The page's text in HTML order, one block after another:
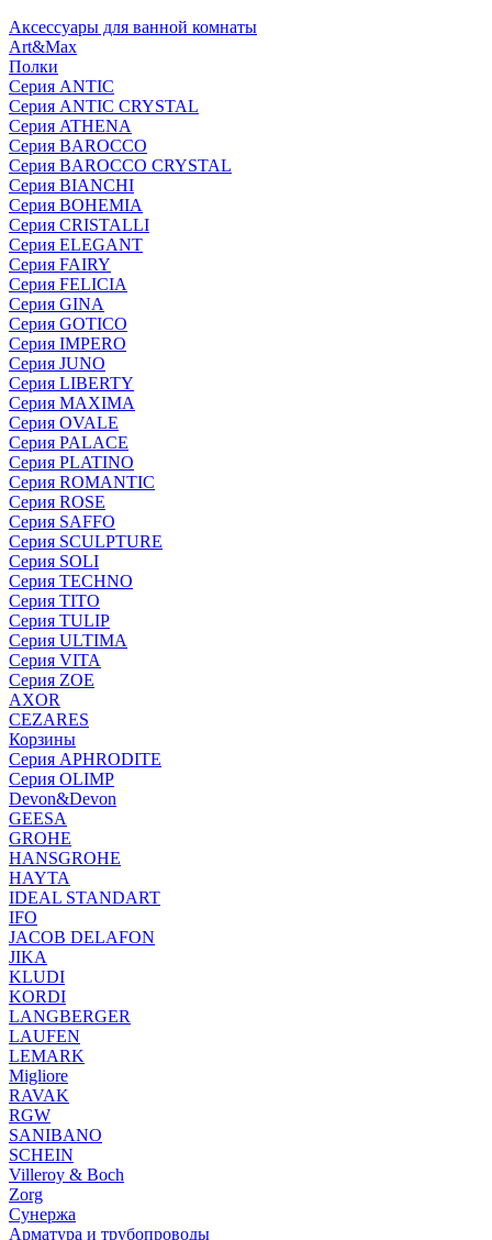
Аксессуары для ванной комнаты
Art&Max
Полки
Серия ANTIC
Серия ANTIC CRYSTAL
Серия ATHENA
Серия BAROCCO
Серия BAROCCO CRYSTAL
Серия BIANCHI
Серия BOHEMIA
Серия CRISTALLI
Серия ELEGANT
Серия FAIRY
Серия FELICIA
Серия GINA
Серия GOTICO
Серия IMPERO
Серия JUNO
Серия LIBERTY
Серия MAXIMA
Серия OVALE
Серия PALACE
Серия PLATINO
Серия ROMANTIC
Серия ROSE
Серия SAFFO
Серия SCULPTURE
Серия SOLI
Серия TECHNO
Серия TITO
Серия TULIP
Серия ULTIMA
Серия VITA
Серия ZOE
AXOR
CEZARES
Корзины
Серия APHRODITE
Серия OLIMP
Devon&Devon
GEESA
GROHE
HANSGROHE
HAYTA
IDEAL STANDART
IFO
JACOB DELAFON
JIKA
KLUDI
KORDI
LANGBERGER
LAUFEN
LEMARK
Migliore
RAVAK
RGW
SANIBANO
SCHEIN
Villeroy & Boch
Zorg
Сунержа
Арматура и трубопроводы